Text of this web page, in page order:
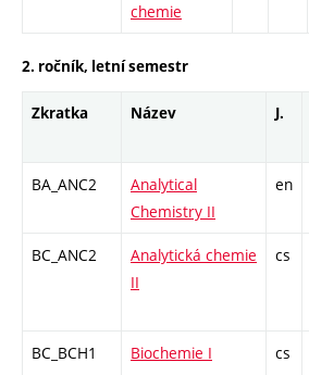
chemie
2. ročník, letní semestr
Zkratka Název J.
BA_ANC2
Analytical
Chemistry II
en
BC_ANC2
Analytická chemie
II
cs
BC_BCH1 Biochemie I cs